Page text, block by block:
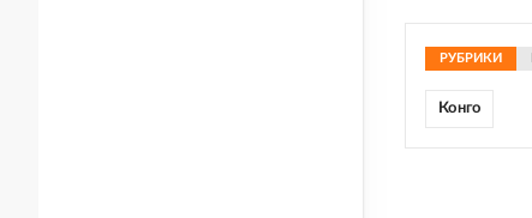
РУБРИКИ
Конго